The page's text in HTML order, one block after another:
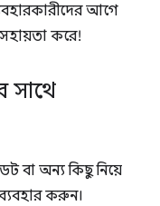
আগে
করে!
সাথে
বা অন্য কিছু নিয়ে
করুন।